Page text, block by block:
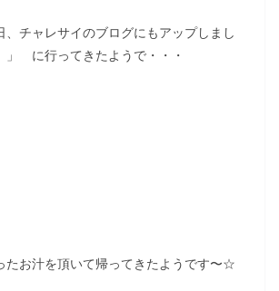
、チャレサイのブログにもアップしまし
に行ってきたようで・・・
たお汁を頂いて帰ってきたようです〜☆